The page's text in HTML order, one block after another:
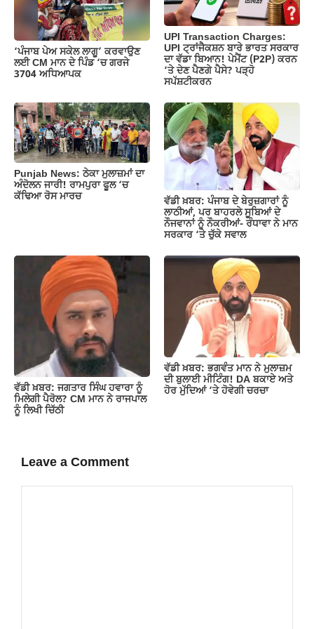
o
k
p k
‘ਪੰਜਾਬ ਪੇਅ ਸਕੇਲ ਲਾਗੂ’ ਕਰਵਾਉਣ
ਲਈ CM ਮਾਨ ਦੇ ਪਿੰਡ ‘ਚ ਗਰਜੇ
3704 ਅਧਿਆਪਕ
UPI Transaction Charges:
UPI ਟ੍ਰਾਂਜੈਕਸ਼ਨ ਬਾਰੇ ਭਾਰਤ ਸਰਕਾਰ
ਦਾ ਵੱਡਾ ਬਿਆਨ! ਪੇਮੈਂਟ (P2P) ਕਰਨ
‘ਤੇ ਦੇਣ ਪੈਣਗੇ ਪੈਸੇ? ਪੜ੍ਹੋ
ਸਪੱਸ਼ਟੀਕਰਨ
Punjab News: ਠੇਕਾ ਮੁਲਾਜ਼ਮਾਂ ਦਾ
ਅੰਦੋਲਨ ਜਾਰੀ! ਰਾਮਪੁਰਾ ਫੂਲ ‘ਚ
ਕੱਢਿਆ ਰੋਸ ਮਾਰਚ
ਵੱਡੀ ਖ਼ਬਰ: ਪੰਜਾਬ ਦੇ ਬੇਰੁਜ਼ਗਾਰਾਂ ਨੂੰ
ਲਾਠੀਆਂ, ਪਰ ਬਾਹਰਲੇ ਸੂਬਿਆਂ ਦੇ
ਨੌਜਵਾਨਾਂ ਨੂੰ ਨੌਕਰੀਆਂ- ਰੰਧਾਵਾ ਨੇ ਮਾਨ
ਸਰਕਾਰ ‘ਤੇ ਚੁੱਕੇ ਸਵਾਲ
ਵੱਡੀ ਖ਼ਬਰ: ਜਗਤਾਰ ਸਿੰਘ ਹਵਾਰਾ ਨੂੰ
ਮਿਲੇਗੀ ਪੈਰੋਲ? CM ਮਾਨ ਨੇ ਰਾਜਪਾਲ
ਨੂੰ ਲਿਖੀ ਚਿੱਠੀ
ਵੱਡੀ ਖ਼ਬਰ: ਭਗਵੰਤ ਮਾਨ ਨੇ ਮੁਲਾਜ਼ਮ
ਦੀ ਬੁਲਾਈ ਮੀਟਿੰਗ! DA ਬਕਾਏ ਅਤੇ
ਹੋਰ ਮੁੱਦਿਆਂ ‘ਤੇ ਹੋਵੇਗੀ ਚਰਚਾ
Leave a Comment